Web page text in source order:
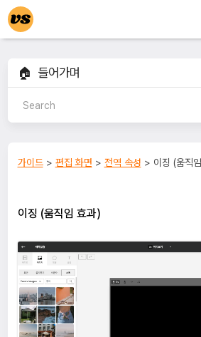
가이드> 편집 화면 > 전역 속성 > 이징 (움직
이징 (움직임 효과)